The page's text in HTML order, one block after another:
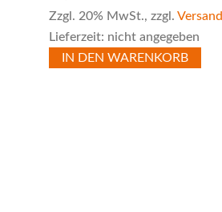
Zzgl. 20% MwSt., zzgl. Versand
Lieferzeit: nicht angegeben
IN DEN WARENKORB